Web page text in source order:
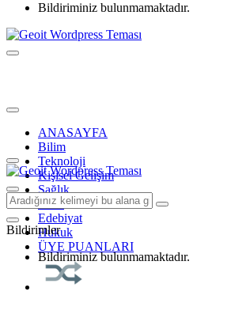
Bildiriminiz bulunmamaktadır.
ANASAYFA
Bilim
Teknoloji
Kişisel Gelişim
Sağlık
Tarih
Edebiyat
Hukuk
ÜYE PUANLARI
Bildirimler
Bildiriminiz bulunmamaktadır.